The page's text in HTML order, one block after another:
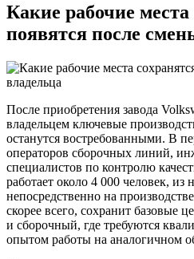
Какие рабочие
появятся после
После приобретения завода
владельцем ключевые
останутся востребованными. В
операторов сборочных линий,
специалистов по контролю
работает около 4 000 человек, из
непосредственно на
скорее всего, сохранит базовые
и сборочный, где требуются
опытом работы на аналогичном